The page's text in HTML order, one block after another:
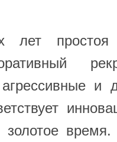
лет
и
золотое